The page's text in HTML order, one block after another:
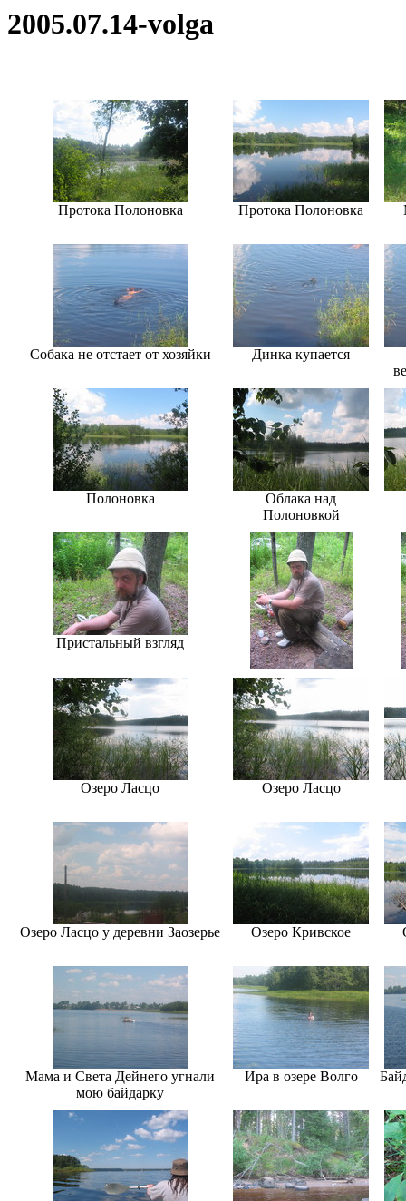
2005.07.14-volga
Протока Полоновка Протока Полоновка
Собака не отстает от хозяйки
Динка купается
Полоновка
Облака над
Полоновкой
Пристальный взгляд
Озеро Ласцо Озеро Ласцо
Озеро Ласцо у деревни Заозерье Озеро Кривское
Мама и Света Дейнего угнали
мою байдарку
Ира в озере Волго